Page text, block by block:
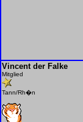
Vincent der Falke
Mitglied
Tann/Rh�n